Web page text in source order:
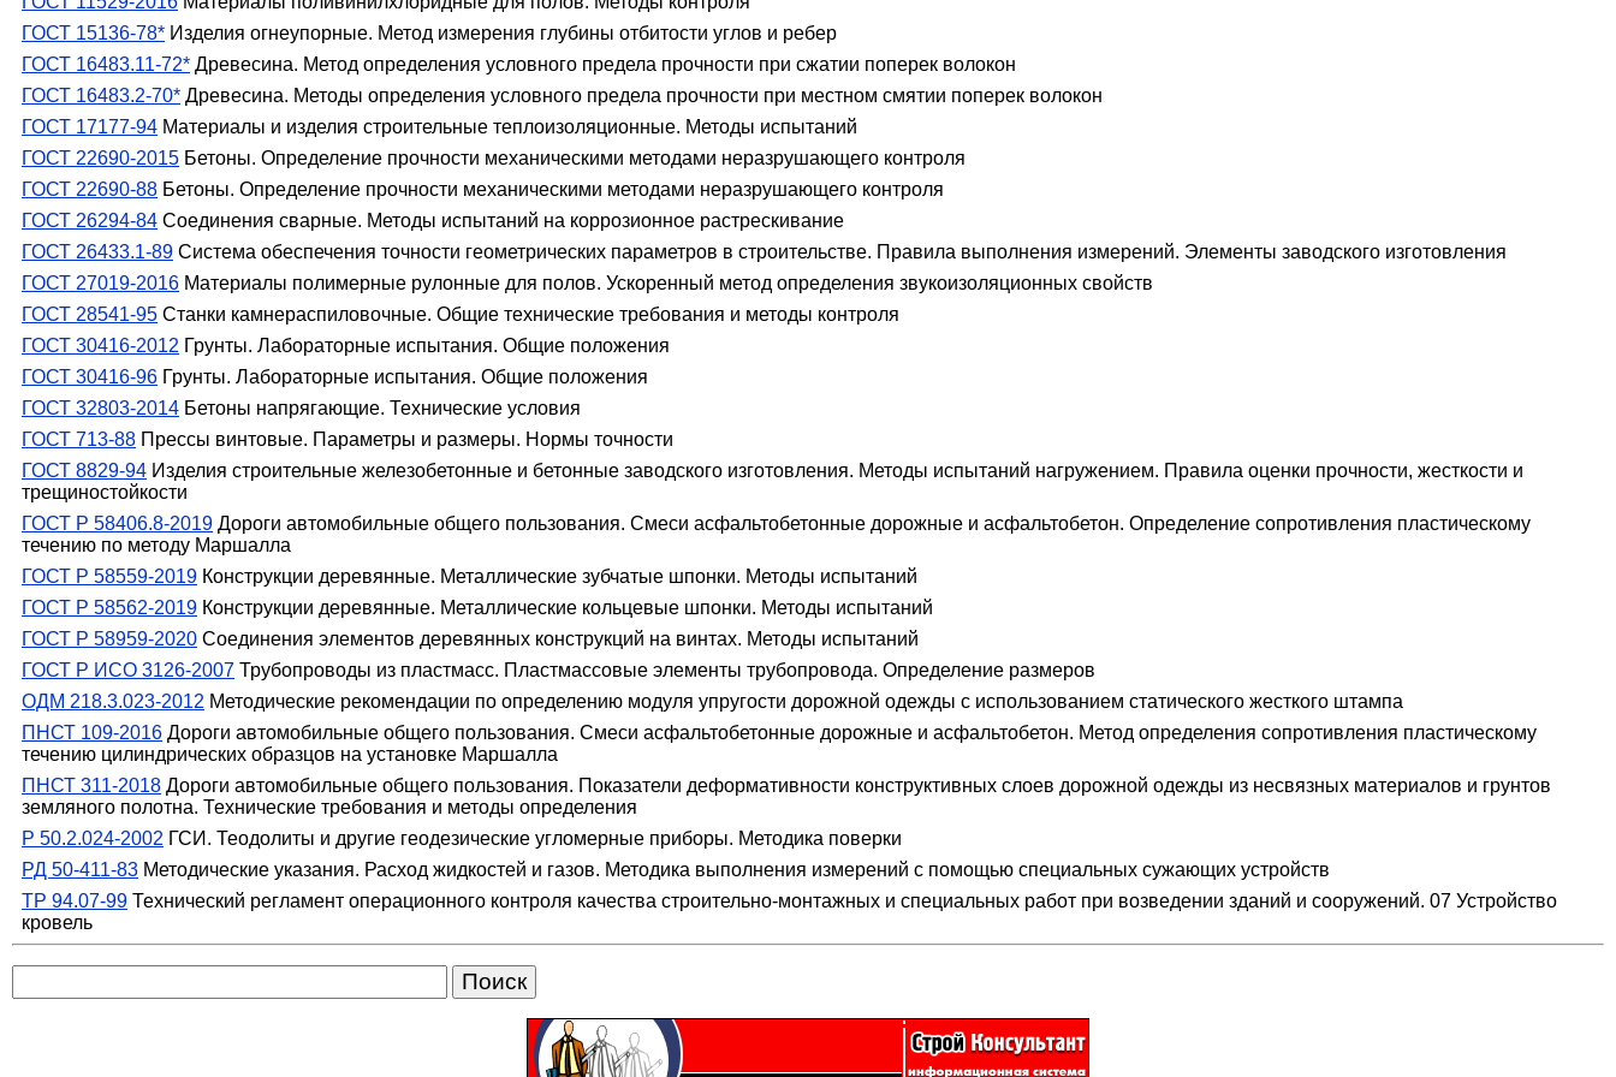
ГОСТ 15136-78* Изделия огнеупорные. Метод измерения глубины отбитости углов и ребер
ГОСТ 16483.11-72* Древесина. Метод определения условного предела прочности при сжатии поперек волокон
ГОСТ 16483.2-70* Древесина. Методы определения условного предела прочности при местном смятии поперек волокон
ГОСТ 17177-94 Материалы и изделия строительные теплоизоляционные. Методы испытаний
ГОСТ 22690-2015 Бетоны. Определение прочности механическими методами неразрушающего контроля
ГОСТ 22690-88 Бетоны. Определение прочности механическими методами неразрушающего контроля
ГОСТ 26294-84 Соединения сварные. Методы испытаний на коррозионное растрескивание
ГОСТ 26433.1-89 Система обеспечения точности геометрических параметров в строительстве. Правила выполнения измерений. Элементы заводского изготовления
ГОСТ 27019-2016 Материалы полимерные рулонные для полов. Ускоренный метод определения звукоизоляционных свойств
ГОСТ 28541-95 Станки камнераспиловочные. Общие технические требования и методы контроля
ГОСТ 30416-2012 Грунты. Лабораторные испытания. Общие положения
ГОСТ 30416-96 Грунты. Лабораторные испытания. Общие положения
ГОСТ 32803-2014 Бетоны напрягающие. Технические условия
ГОСТ 713-88 Прессы винтовые. Параметры и размеры. Нормы точности
ГОСТ 8829-94 Изделия строительные железобетонные и бетонные заводского изготовления. Методы испытаний нагружением. Правила оценки прочности, жесткости и
трещиностойкости
ГОСТ Р 58406.8-2019 Дороги автомобильные общего пользования. Смеси асфальтобетонные дорожные и асфальтобетон. Определение сопротивления пластическому
течению по методу Маршалла
ГОСТ Р 58559-2019 Конструкции деревянные. Металлические зубчатые шпонки. Методы испытаний
ГОСТ Р 58562-2019 Конструкции деревянные. Металлические кольцевые шпонки. Методы испытаний
ГОСТ Р 58959-2020 Соединения элементов деревянных конструкций на винтах. Методы испытаний
ГОСТ Р ИСО 3126-2007 Трубопроводы из пластмасс. Пластмассовые элементы трубопровода. Определение размеров
ОДМ 218.3.023-2012 Методические рекомендации по определению модуля упругости дорожной одежды с использованием статического жесткого штампа
ПНСТ 109-2016 Дороги автомобильные общего пользования. Смеси асфальтобетонные дорожные и асфальтобетон. Метод определения сопротивления пластическому
течению цилиндрических образцов на установке Маршалла
ПНСТ 311-2018 Дороги автомобильные общего пользования. Показатели деформативности конструктивных слоев дорожной одежды из несвязных материалов и грунтов
земляного полотна. Технические требования и методы определения
Р 50.2.024-2002 ГСИ. Теодолиты и другие геодезические угломерные приборы. Методика поверки
РД 50-411-83 Методические указания. Расход жидкостей и газов. Методика выполнения измерений с помощью специальных сужающих устройств
ТР 94.07-99 Технический регламент операционного контроля качества строительно-монтажных и специальных работ при возведении зданий и сооружений. 07 Устройство
кровель